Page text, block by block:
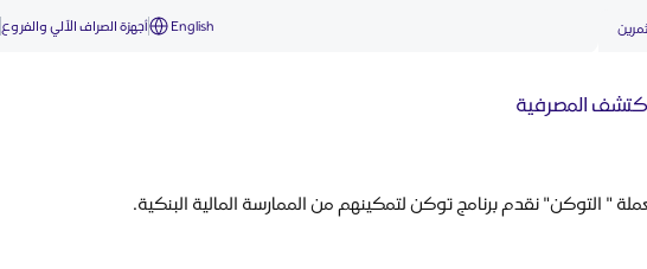
English أجهزة الصراف الآلي والفروع
المصرفية
" التوكن" نقدم برنامج توكن لتمكينهم من الممارسة المالية البنكية.